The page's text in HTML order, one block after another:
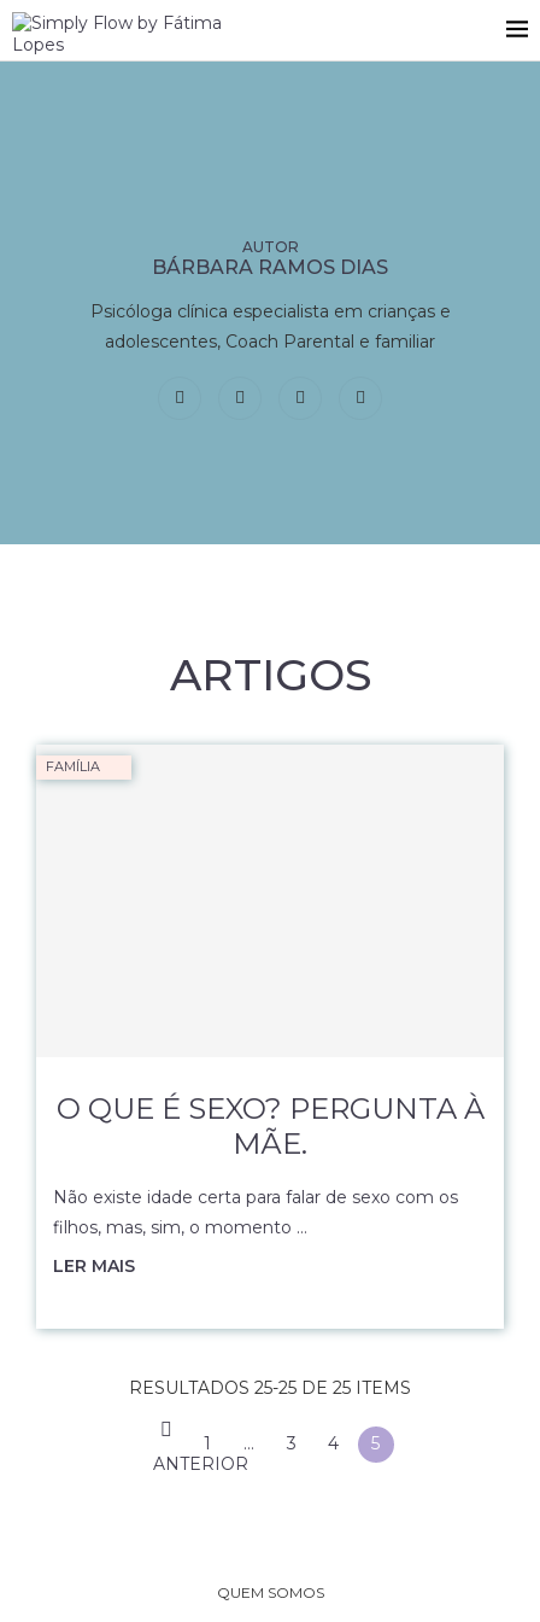
BÁRBARA RAMOS DIAS
Psicóloga clínica especialista em crianças e
adolescentes, Coach Parental e familiar
ARTIGOS
FAMÍLIA
O QUE É SEXO? PERGUNTA À
MÃE.
Não existe idade certa para falar de sexo com os
filhos, mas, sim, o momento …
LER MAIS
RESULTADOS 25-25 DE 25 ITEMS
ANTERIOR
1 … 3 4 5
QUEM SOMOS